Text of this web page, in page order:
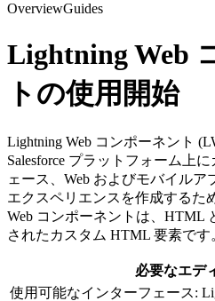
OverviewGuides
Lightning Web
トの使用開始
Lightning Web コンポーネント
Salesforce プラットフォーム上
ェース、Web およびモバイル
エクスペリエンスを作成するた
Web コンポーネントは、HTML
されたカスタム HTML 要素です
必要なエデ
使用可能なインターフェース: